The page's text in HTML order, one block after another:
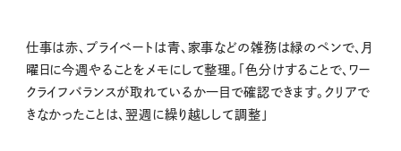
仕事は赤、プライベートは青、家事などの雑務は緑のペンで、月
曜日に今週やることをメモにして整理。「色分けすることで、ワー
クライフバランスが取れているか一目で確認できます。クリアで
きなかったことは、翌週に繰り越しして調整」